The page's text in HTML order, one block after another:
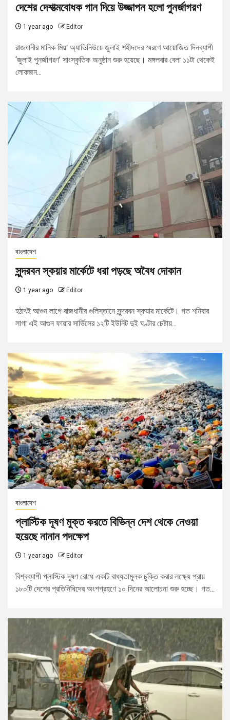
দেশের দেশাত্মবোধক গান দিয়ে উজ্জাপন হলো পুনর্জাগরণ
1 year ago Editor
রাজধানীর মানিক মিয়া অ্যাভিনিউয়ে জুলাই শহীদদের স্মরণে আয়োজিত দিনব্যাপী
‘জুলাই পুনর্জাগরণ’ সাংস্কৃতিক অনুষ্ঠান শুরু হয়েছে। মঙ্গলবার বেলা ১১টা থেকেই
লোকজন...
বাংলাদেশ
সুন্দরবন স্কয়ার মার্কেটে ধরা পড়ছে অবৈধ দোকান
1 year ago Editor
হঠাৎই আগুন লাগে রাজধানীর গুলিস্তানে সুন্দরবন স্কয়ার মার্কেটে। গত শনিবার
লাগা এই আগুন ফায়ার সার্ভিসের ১২টি ইউনিট দুই ঘণ্টার চেষ্টায়...
বাংলাদেশ
প্লাস্টিক দূষণ মুক্ত করতে বিভিন্ন দেশ থেকে নেওয়া
হয়েছে নানান পদক্ষেপ
1 year ago Editor
বিশ্বব্যাপী প্লাস্টিক দূষণ রোধে একটি বাধ্যতামূলক চুক্তি করার লক্ষ্যে প্রায়
১৮০টি দেশের প্রতিনিধিদের অংশগ্রহণে ১০ দিনের আলোচনা শুরু হচ্ছে। গত...